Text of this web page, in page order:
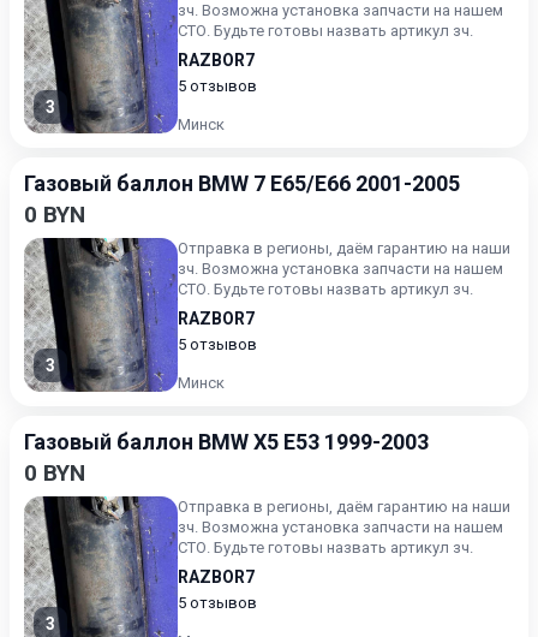
3
зч. Возможна установка запчасти на нашем
СТО. Будьте готовы назвать артикул зч.
RAZBOR7
5 отзывов
Минск
Газовый баллон BMW 7 E65/E66 2001-2005
0 BYN
3
Отправка в регионы, даём гарантию на наши
зч. Возможна установка запчасти на нашем
СТО. Будьте готовы назвать артикул зч.
RAZBOR7
5 отзывов
Минск
Газовый баллон BMW X5 E53 1999-2003
0 BYN
3
Отправка в регионы, даём гарантию на наши
зч. Возможна установка запчасти на нашем
СТО. Будьте готовы назвать артикул зч.
RAZBOR7
5 отзывов